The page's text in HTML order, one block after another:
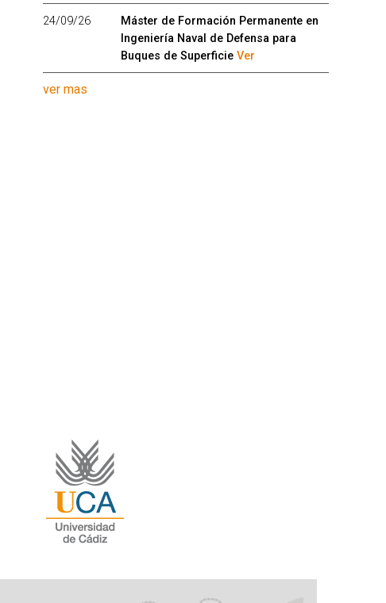
24/09/26
Máster de Formación Permanente en
Ingeniería Naval de Defensa para
Buques de Superficie Ver
ver mas